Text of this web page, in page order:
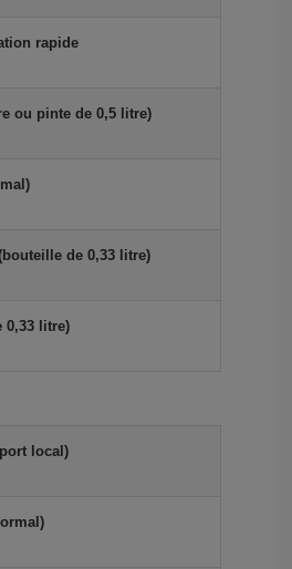
rapide
ou pinte de 0,5 litre)
de 0,33 litre)
0,33 litre)
local)